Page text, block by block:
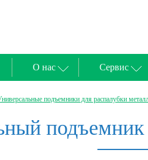
О нас Сервис
подъемники для распалубки
подъемник